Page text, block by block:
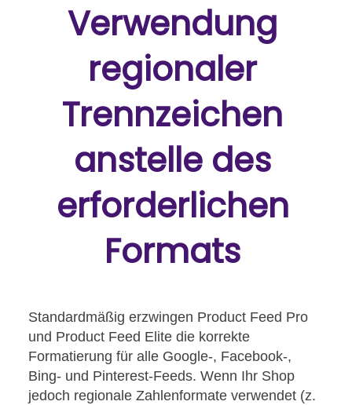
Verwendung
regionaler
Trennzeichen
anstelle des
erforderlichen
Formats
Standardmäßig erzwingen Product Feed Pro
und Product Feed Elite die korrekte
Formatierung für alle Google-, Facebook-,
Bing- und Pinterest-Feeds. Wenn Ihr Shop
jedoch regionale Zahlenformate verwendet (z.